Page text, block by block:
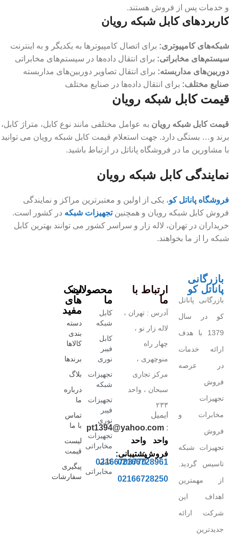
و خدمات پس از فروش هستند.
کاربردهای کابل شبکه رویان
شبکه‌های کامپیوتری: برای اتصال کامپیوترها به یکدیگر و به اینترنت
سیستم‌های مخابراتی: برای انتقال داده‌ها در سیستم‌های مخابراتی
دوربین‌های مداربسته: برای انتقال تصاویر دوربین‌های مداربسته
صنایع مختلف: برای انتقال داده‌ها در صنایع مختلف
قیمت کابل شبکه رویان
قیمت کابل شبکه رویان به عوامل مختلفی مانند نوع کابل، متراژ کابل،
برند و… بستگی دارد. جهت استعلام قیمت کابل شبکه رویان می توانید
با مشاورین ما در فروشگاه پاناتل در ارتباط باشید.
نمایندگی کابل شبکه رویان
فروشگاه پاناتل کو، یکی از اولین و معتبرترین مراکز و نمایندگی
فروش کابل شبکه رویان و همچنینتجهیزات شبکه در کشور است.
خریداران در تهران، لاله زار و سراسر کشور می توانند بهترین کابل
شبکه را از ما بخواهند.
بازرگانی
پاناتل کو
بازرگانی پاناتل
کو در سال
1379 با هدف
ارائه خدمات
در عرصه
فروش
تجهیزات
مخابرات و
فروش
تجهیزات شبکه
تاسیس گردید.
از مهمترین
اهداف این
شرکت ارائه
جدیدترین
ارتباط با
ما
آدرس : تهران ،
لاله زار نو ،
چهار راه
منوچهری ،
مرکز تجاری
سبحان ، واحد
۲۳۳
ایمیل
:
pt1394@yahoo.com
واحد
فروش:
02166728961
02166728250
واحد
پشتیبانی:
02166703770
محصولات
ما
کابل
شبکه
کابل
فیبر
نوری
تجهیزات
شبکه
تجهیزات
فیبر
نوری
تجهیزات
مخابراتی
کابل
مخابراتی
لینک
های
مفید
دسته
بندی
کالاها
برندها
بلاگ
درباره
ما
تماس
با ما
لیست
قیمت
پیگیری
سفارشات